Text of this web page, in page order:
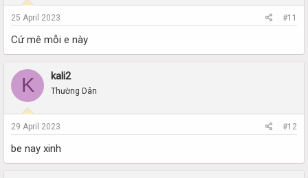
25 April 2023 #11
Cứ mê mỗi e này
K kali2
Thường Dân
29 April 2023 #12
be nay xinh